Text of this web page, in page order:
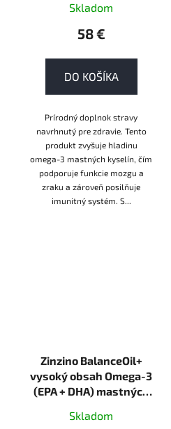
Skladom
58 €
DO KOŠÍKA
Prírodný doplnok stravy
navrhnutý pre zdravie. Tento
produkt zvyšuje hladinu
omega-3 mastných kyselín, čím
podporuje funkcie mozgu a
zraku a zároveň posilňuje
imunitný systém. S...
Zinzino BalanceOil+
vysoký obsah Omega-3
(EPA + DHA) mastných
optimalizuje pomer
Skladom